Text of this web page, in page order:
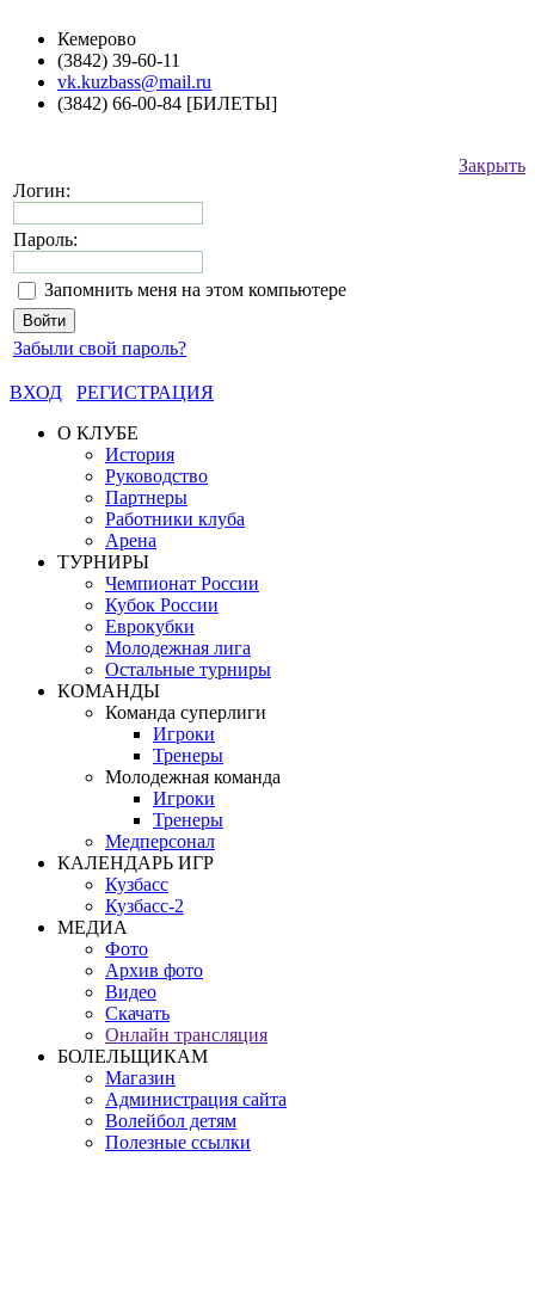
Кемерово
(3842) 39-60-11
vk.kuzbass@mail.ru
(3842) 66-00-84 [БИЛЕТЫ]
Закрыть
Логин:
Пароль:
Запомнить меня на этом компьютере
Забыли свой пароль?
ВХОД
РЕГИСТРАЦИЯ
О КЛУБЕ
История
Руководство
Партнеры
Работники клуба
Арена
ТУРНИРЫ
Чемпионат России
Кубок России
Еврокубки
Молодежная лига
Остальные турниры
КОМАНДЫ
Команда суперлиги
Игроки
Тренеры
Молодежная команда
Игроки
Тренеры
Медперсонал
КАЛЕНДАРЬ ИГР
Кузбасс
Кузбасс-2
МЕДИА
Фото
Архив фото
Видео
Скачать
Онлайн трансляция
БОЛЕЛЬЩИКАМ
Магазин
Администрация сайта
Волейбол детям
Полезные ссылки